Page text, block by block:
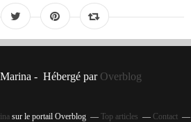
- Hébergé par Overblog
sur le portail Overblog Top articles Contact